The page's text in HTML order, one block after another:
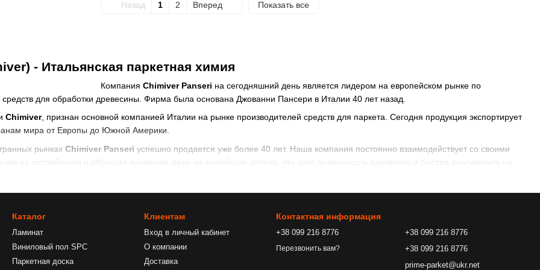
- Итальянская паркетная химия
Компания Chimiver Panseri на сегодняшний день является лидером на европейском рынке по
средств для обработки древесины. Фирма была основана Джованни Пансери в Италии 40 лет назад.
Chimiver, признан основной компанией Италии на рынке производителей средств для паркета. Сегодня продукция экспортирует
мира от Европы до Южной Америки.
рынках Chimiver Panseri успешно продается уже более 40 лет. Наша компания постоянно взаимодействует со своими
их потребности и обращая внимание даже на малейшие детали, что дает возможность адекватно и быстро реагировать на
комплексно подходит к производству профессиональной
и их пожеланиями. Важным аспектом, которому уделено немало
процессах компании - это экологический контроль и охрана
подлежит строгой проверке на соответствие европейским
Назад 1 2 Вперед Показать все
Каталог
Ламинат
Виниловый пол SPC
Паркетная доска
Клиентам
Вход в личный кабинет
О компании
Доставка
Контактная информация
+38 099 216 8776
Перезвонить вам?
+38 099 216 8776
+38 099 216 8776
prime-parket@ukr.net